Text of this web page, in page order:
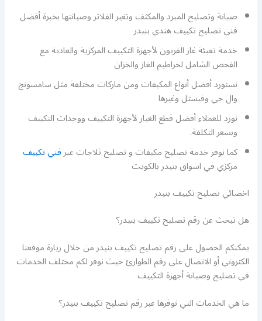
صيانة وتصليح المبرد والمكثف وتغير الفلاتر وصيانتها بخبرة أفضل
فني تصليح تكييف هندي بنيدر
خدمة تعبئة غاز الفريون لأجهزة التكييف المركزية والعادية مع
الفحص الشامل لخراطيم الغاز والخزان
نستورد أفضل أنواع المكيفات ومن ماركات مختلفة مثل سامسونج
وال جي وفيستل وغيرها
نورد للعملاء أفضل قطع الغيار لأجهزة التكييف ووحدات التكييف
وبسعر التكلفة.
كما نوفر خدمة تصليح مكيفات و تصليح ثلاجات عبرفني تكييف
مركزي في اسواق بنيدر بالكويت
اخصائي تصليح تكييف بنيدر
هل تبحث عن رقم تصليح تكييف بنيدر؟
يمكنكم الحصول على رقم تصليح تكييف بنيدر من خلال زيارة موقعنا
الكتروني أو الاتصال على رقم الطوارئ حيث نوفر لكم مختلف الخدمات
في تصليح وصيانة أجهزة التكييف
ما هي الخدمات التي نوفرها عبر رقم تصليح تكييف بنيدر؟